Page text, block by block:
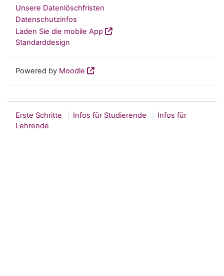
Unsere Datenlöschfristen
Datenschutzinfos
Laden Sie die mobile App
Standarddesign
Powered by Moodle
Erste Schritte Infos für Studierende
Infos für
Lehrende